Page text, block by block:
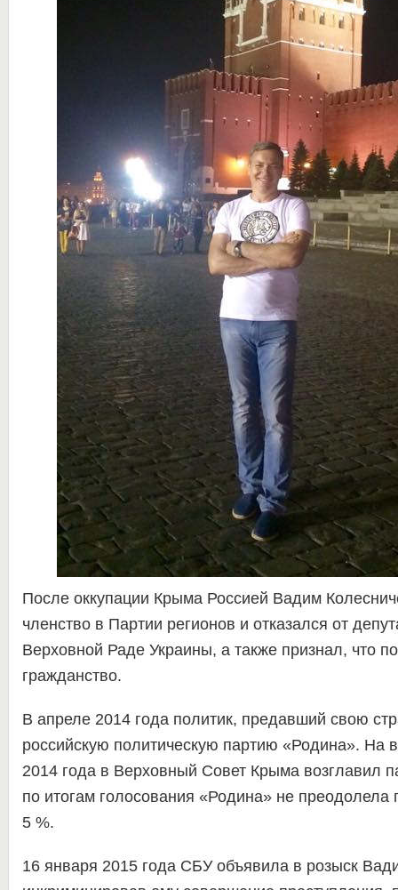
После оккупации Крыма Россией Вадим
членство в Партии регионов и отказался от
Верховной Раде Украины, а также признал, что
гражданство.
В апреле 2014 года политик, предавший свою
российскую политическую партию «Родина». На
2014 года в Верховный Совет Крыма возглавил
по итогам голосования «Родина» не преодолела
5 %.
16 января 2015 года СБУ объявила в розыск